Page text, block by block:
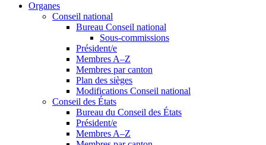
Organes
Conseil national
Bureau Conseil national
Sous-commissions
Président/e
Membres A–Z
Membres par canton
Plan des sièges
Modifications Conseil national
Conseil des États
Bureau du Conseil des États
Président/e
Membres A–Z